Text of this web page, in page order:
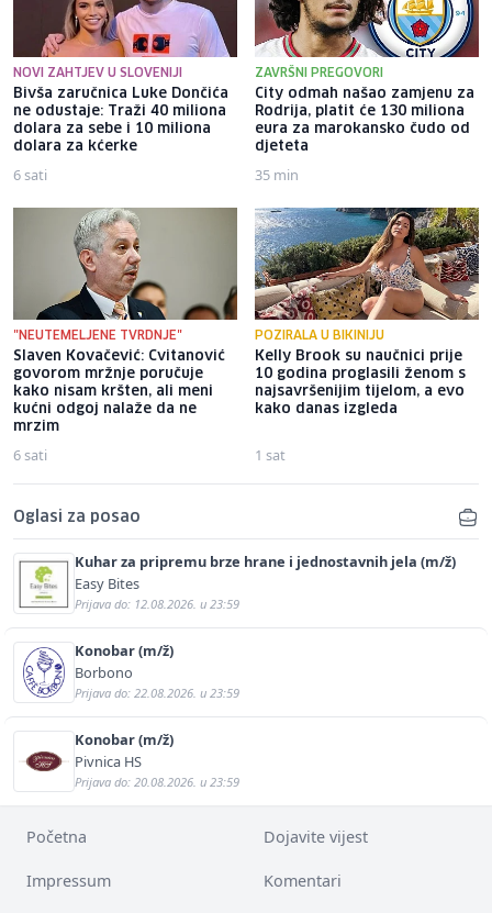
NOVI ZAHTJEV U SLOVENIJI
Bivša zaručnica Luke Dončića
ne odustaje: Traži 40 miliona
dolara za sebe i 10 miliona
dolara za kćerke
6 sati
ZAVRŠNI PREGOVORI
City odmah našao zamjenu za
Rodrija, platit će 130 miliona
eura za marokansko čudo od
djeteta
35 min
"NEUTEMELJENE TVRDNJE"
Slaven Kovačević: Cvitanović
govorom mržnje poručuje
kako nisam kršten, ali meni
kućni odgoj nalaže da ne
mrzim
6 sati
POZIRALA U BIKINIJU
Kelly Brook su naučnici prije
10 godina proglasili ženom s
najsavršenijim tijelom, a evo
kako danas izgleda
1 sat
Oglasi za posao
Kuhar za pripremu brze hrane i jednostavnih jela (m/ž)
Easy Bites
Prijava do: 12.08.2026. u 23:59
Konobar (m/ž)
Borbono
Prijava do: 22.08.2026. u 23:59
Konobar (m/ž)
Pivnica HS
Prijava do: 20.08.2026. u 23:59
Početna Dojavite vijest
Impressum Komentari